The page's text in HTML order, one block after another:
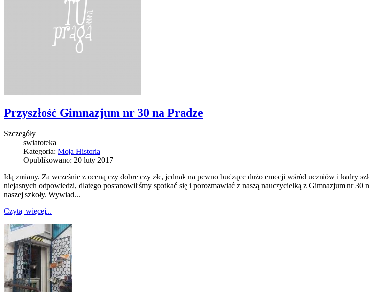
Przyszłość Gimnazjum nr 30 na Pradze
Szczegóły
swiatoteka
Kategoria: Moja Historia
Opublikowano: 20 luty 2017
Idą zmiany. Za wcześnie z oceną czy dobre czy złe, jednak na pewno budzące dużo emocji wśród uczniów i kadry
niejasnych odpowiedzi, dlatego postanowiliśmy spotkać się i porozmawiać z naszą nauczycielką z Gimnazjum nr 30
naszej szkoły. Wywiad...
Czytaj więcej...